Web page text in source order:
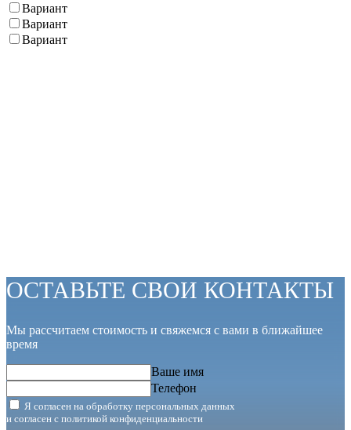
Вариант
Вариант
Вариант
ОСТАВЬТЕ СВОИ КОНТАКТЫ
Мы рассчитаем стоимость и свяжемся с вами в ближайшее
время
Ваше имя
Телефон
Я согласен на обработку персональных данных
и согласен с политикой конфиденциальности